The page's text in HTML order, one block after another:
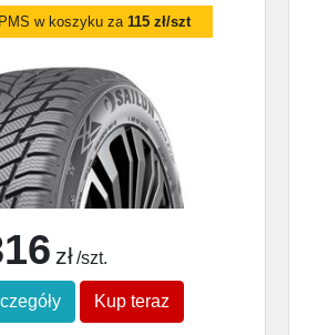
w koszyku za115 zł/szt
zł /szt.
Kup teraz